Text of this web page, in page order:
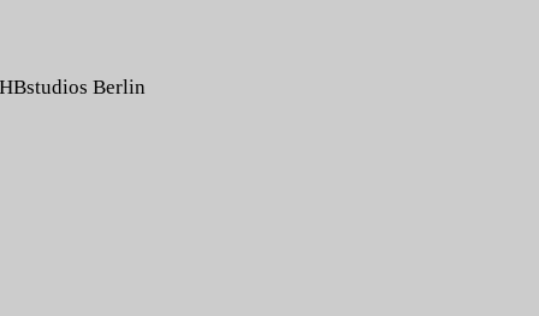
Berlin